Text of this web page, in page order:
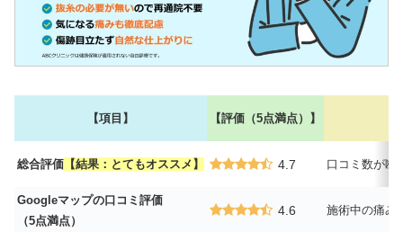
【項目】 【評価（5点満点）】
総合評価 【結果：とてもオススメ】 4.7 口コミ数が断
Googleマップの口コミ評価
（5点満点）
4.6 施術中の痛み